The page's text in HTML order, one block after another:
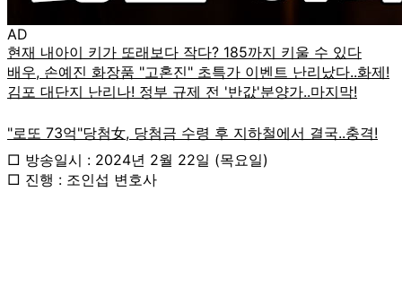
AD
□ 방송일시 : 2024년 2월 22일 (목요일)
□ 진행 : 조인섭 변호사